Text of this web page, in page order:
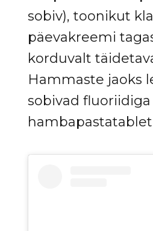
sobiv), toonikut
päevakreemi
korduvalt
Hammaste jaoks
sobivad fluoriidiga